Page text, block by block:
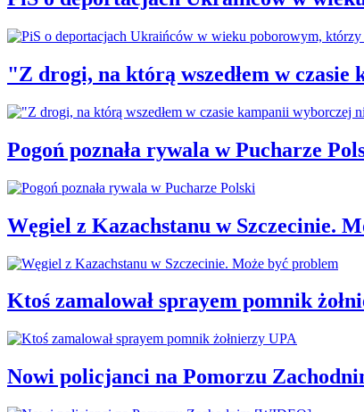
"Z drogi, na którą wszedłem w
Pogoń poznała rywala w Pucharze
Węgiel z Kazachstanu w Szczecinie.
Ktoś zamalował sprayem pomnik
Nowi policjanci na Pomorzu